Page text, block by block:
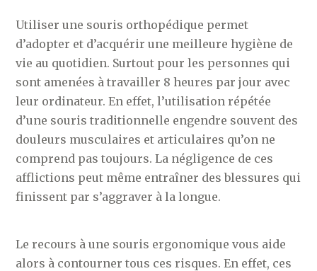
Utiliser une souris orthopédique permet
d’adopter et d’acquérir une meilleure hygiène de
vie au quotidien. Surtout pour les personnes qui
sont amenées à travailler 8 heures par jour avec
leur ordinateur. En effet, l’utilisation répétée
d’une souris traditionnelle engendre souvent des
douleurs musculaires et articulaires qu’on ne
comprend pas toujours. La négligence de ces
afflictions peut même entraîner des blessures qui
finissent par s’aggraver à la longue.
Le recours à une souris ergonomique vous aide
alors à contourner tous ces risques. En effet, ces